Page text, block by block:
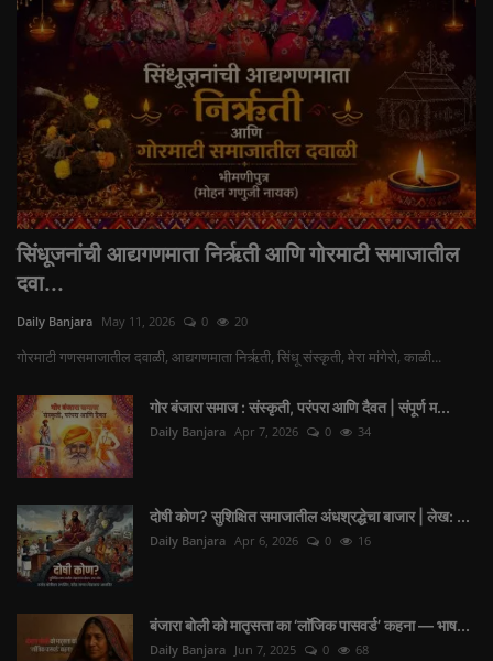
सिंधूजनांची आद्यगणमाता निर्ऋती आणि गोरमाटी समाजातील
दवा...
Daily Banjara May 11, 2026 0 20
गोरमाटी गणसमाजातील दवाळी, आद्यगणमाता निर्ऋती, सिंधू संस्कृती, मेरा मांगेरो, काळी...
गोर बंजारा समाज : संस्कृती, परंपरा आणि दैवत | संपूर्ण म...
Daily Banjara Apr 7, 2026 0 34
दोषी कोण? सुशिक्षित समाजातील अंधश्रद्धेचा बाजार | लेख: ...
Daily Banjara Apr 6, 2026 0 16
बंजारा बोली को मातृसत्ता का ‘लाॅजिक पासवर्ड’ कहना — भाष...
Daily Banjara Jun 7, 2025 0 68